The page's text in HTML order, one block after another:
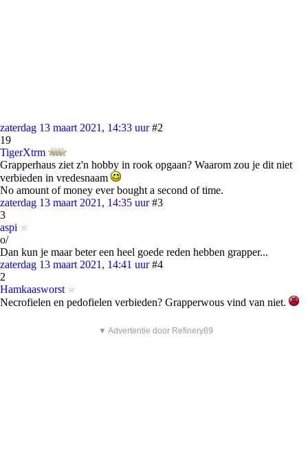
zaterdag 13 maart 2021, 14:33 uur #2
19
TigerXtrm
Grapperhaus ziet z'n hobby in rook opgaan? Waarom zou je dit niet
verbieden in vredesnaam
No amount of money ever bought a second of time.
zaterdag 13 maart 2021, 14:35 uur #3
3
aspi
o/
Dan kun je maar beter een heel goede reden hebben grapper...
zaterdag 13 maart 2021, 14:41 uur #4
2
Hamkaasworst
Necrofielen en pedofielen verbieden? Grapperwous vind van niet.
▼ Advertentie door Refinery89